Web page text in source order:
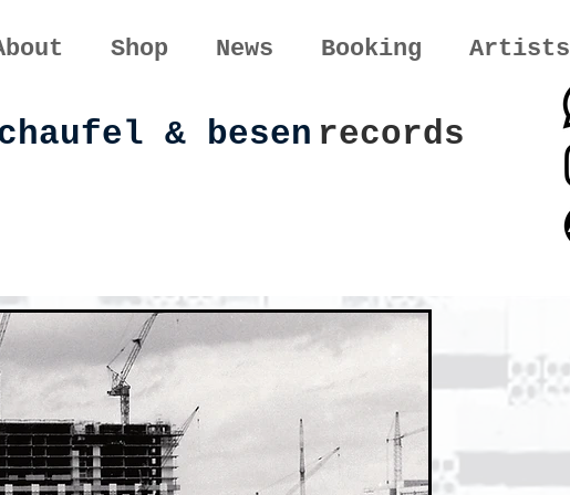
Shop News Booking Artists
records
& besen